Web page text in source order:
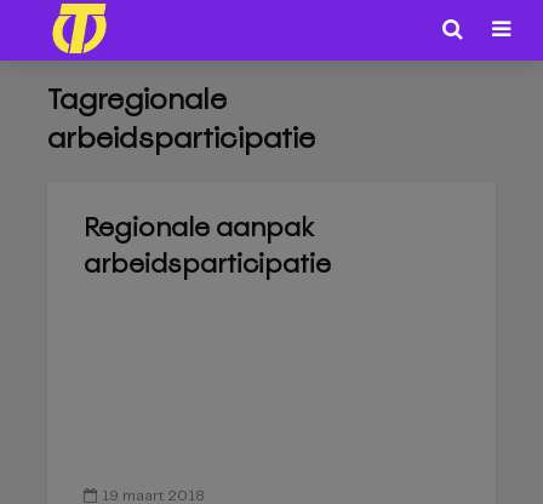
Tagregionale
arbeidsparticipatie
Regionale aanpak
arbeidsparticipatie
19 maart 2018